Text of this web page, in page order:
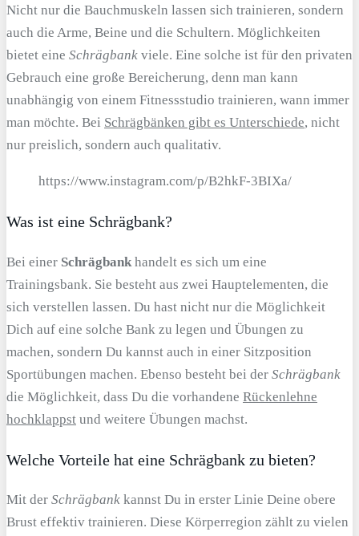
Nicht nur die Bauchmuskeln lassen sich trainieren, sondern
auch die Arme, Beine und die Schultern. Möglichkeiten
bietet eine Schrägbank viele. Eine solche ist für den privaten
Gebrauch eine große Bereicherung, denn man kann
unabhängig von einem Fitnessstudio trainieren, wann immer
man möchte. Bei Schrägbänken gibt es Unterschiede, nicht
nur preislich, sondern auch qualitativ.
https://www.instagram.com/p/B2hkF-3BIXa/
Was ist eine Schrägbank?
Bei einer Schrägbank handelt es sich um eine
Trainingsbank. Sie besteht aus zwei Hauptelementen, die
sich verstellen lassen. Du hast nicht nur die Möglichkeit
Dich auf eine solche Bank zu legen und Übungen zu
machen, sondern Du kannst auch in einer Sitzposition
Sportübungen machen. Ebenso besteht bei der Schrägbank
die Möglichkeit, dass Du die vorhandene Rückenlehne
hochklappst und weitere Übungen machst.
Welche Vorteile hat eine Schrägbank zu bieten?
Mit der Schrägbank kannst Du in erster Linie Deine obere
Brust effektiv trainieren. Diese Körperregion zählt zu vielen